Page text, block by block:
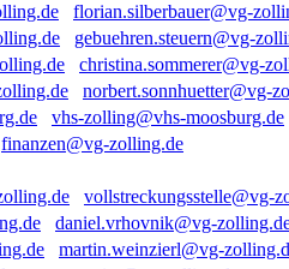
florian.silberbauer@vg-
gebuehren.steuern@vg-
christina.sommerer@vg-
norbert.sonnhuetter@vg-
vhs-zolling@vhs-moosburg.de
finanzen@vg-zolling.de
vollstreckungsstelle@vg-
daniel.vrhovnik@vg-
martin.weinzierl@vg-